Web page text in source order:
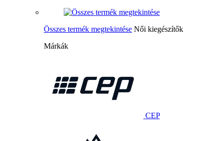
Összes termék megtekintése Női kiegészítők
Márkák
CEP